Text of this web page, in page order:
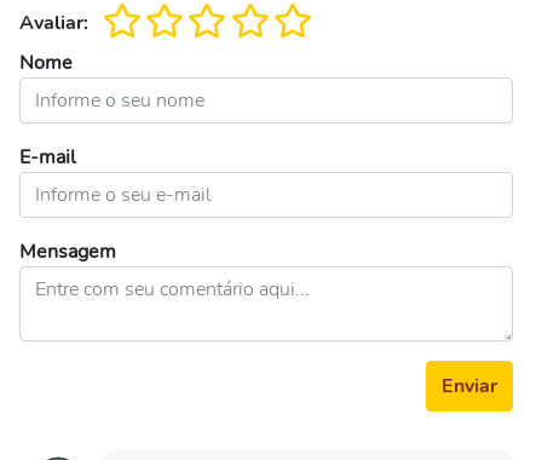
Avaliar:
Nome
E-mail
Mensagem
Enviar